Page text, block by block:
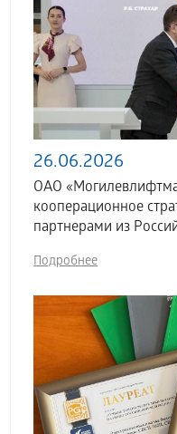
26.06.2026
ОАО
кооперационное
партнерами из
Подробнее